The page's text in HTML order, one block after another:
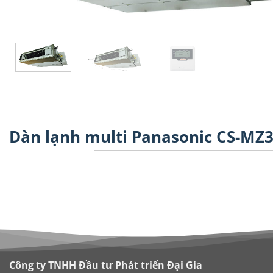
Dàn lạnh multi Panasonic CS-
Công ty TNHH Đầu tư Phát triển Đại Gia